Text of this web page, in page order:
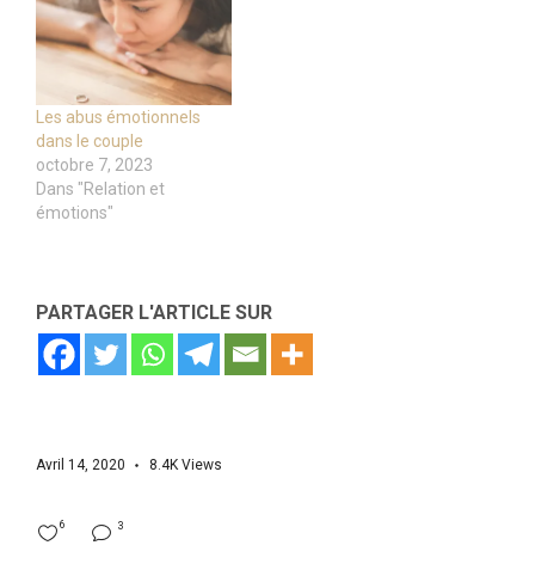
Les abus émotionnels
dans le couple
octobre 7, 2023
Dans "Relation et
émotions"
PARTAGER L'ARTICLE SUR
Avril 14, 2020 8.4K Views
3
6